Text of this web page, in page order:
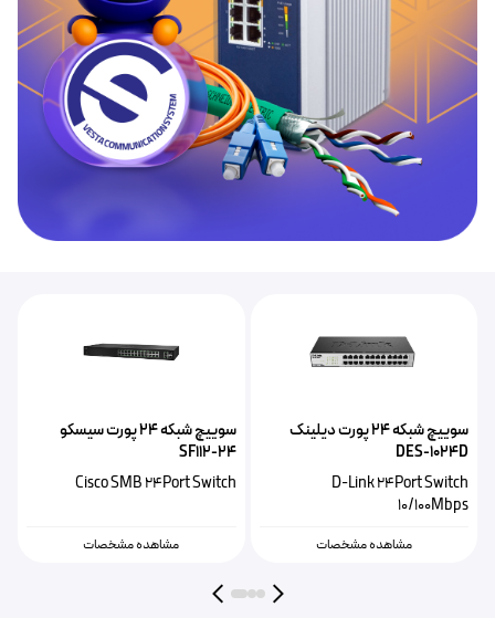
سوییچ شبکه ۲۴ پورت دیلینک
DES-1024D
D-Link 24Port Switch
10/100Mbps
مشاهده مشخصات
سوییچ شبکه ۲۴ پورت سیسکو
SF112-24
Cisco SMB 24Port Switch
مشاهده مشخصات